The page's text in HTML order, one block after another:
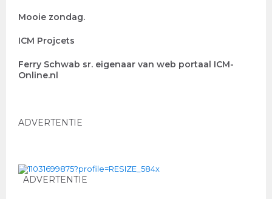
Mooie zondag.
ICM Projcets
Ferry Schwab sr. eigenaar van web portaal ICM-
Online.nl
ADVERTENTIE
ADVERTENTIE